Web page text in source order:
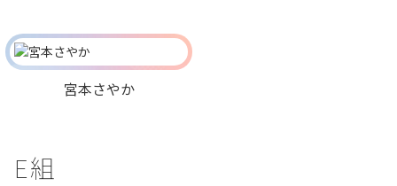
宮本さやか
E組